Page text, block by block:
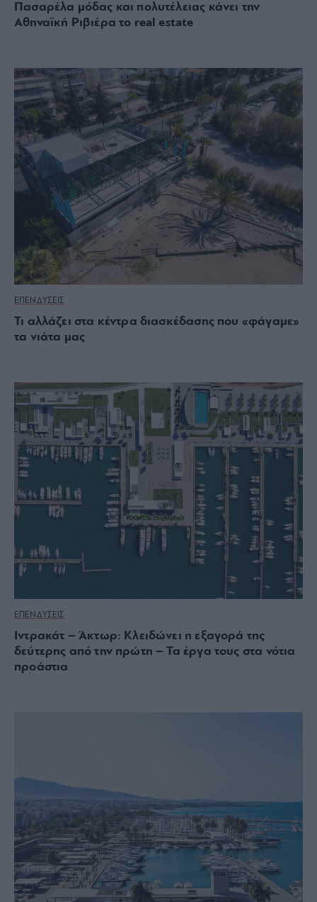
Πασαρέλα μόδας και πολυτέλειας κάνει την
Αθηναϊκή Ριβιέρα το real estate
ΕΠΕΝΔΥΣΕΙΣ
Τι αλλάζει στα κέντρα διασκέδασης που «φάγαμε»
τα νιάτα μας
ΕΠΕΝΔΥΣΕΙΣ
Ιντρακάτ – Άκτωρ: Κλειδώνει η εξαγορά της
δεύτερης από την πρώτη – Τα έργα τους στα νότια
προάστια